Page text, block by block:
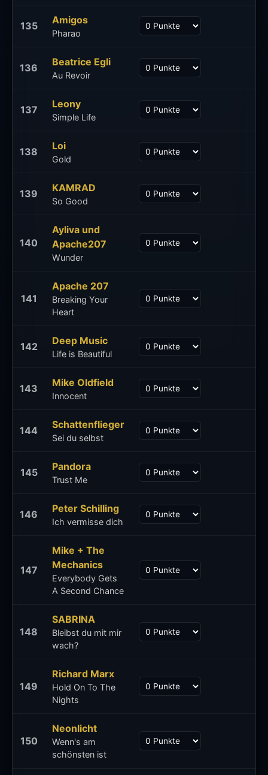
135 Amigos
Pharao
136 Beatrice Egli
Au Revoir
137 Leony
Simple Life
138 Loi
Gold
139 KAMRAD
So Good
140
Ayliva und
Apache207
Wunder
141
Apache 207
Breaking Your
Heart
142 Deep Music
Life is Beautiful
143 Mike Oldfield
Innocent
144 Schattenflieger
Sei du selbst
145 Pandora
Trust Me
146 Peter Schilling
Ich vermisse dich
147
Mike + The
Mechanics
Everybody Gets
A Second Chance
148
SABRINA
Bleibst du mit mir
wach?
149
Richard Marx
Hold On To The
Nights
150
Neonlicht
Wenn's am
schönsten ist